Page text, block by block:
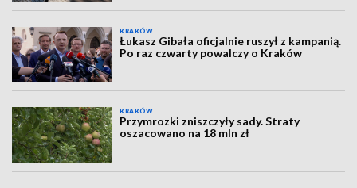
KRAKÓW
Łukasz Gibała oficjalnie ruszył z kampanią.
Po raz czwarty powalczy o Kraków
KRAKÓW
Przymrozki zniszczyły sady. Straty
oszacowano na 18 mln zł